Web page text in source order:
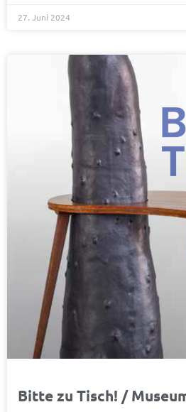
27. Juni 2024
Bitte zu Tisch! /